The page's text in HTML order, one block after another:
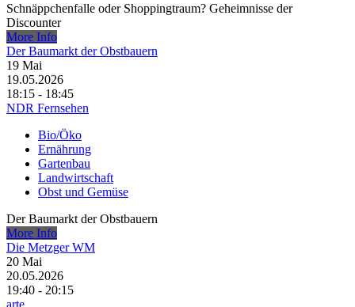
Schnäppchenfalle oder Shoppingtraum? Geheimnisse der
Discounter
More Info
Der Baumarkt der Obstbauern
19 Mai
19.05.2026
18:15 - 18:45
NDR Fernsehen
Bio/Öko
Ernährung
Gartenbau
Landwirtschaft
Obst und Gemüse
Der Baumarkt der Obstbauern
More Info
Die Metzger WM
20 Mai
20.05.2026
19:40 - 20:15
arte